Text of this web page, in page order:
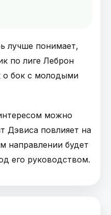
лучше понимает,
по лиге Леброн
о бок с молодыми
можно
Дэвиса повлияет на
направлении будет
его руководством.